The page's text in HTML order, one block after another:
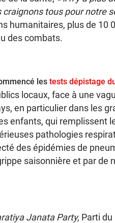
tous pour notre
humanitaires, plus de 10
des combats.
les tests dépistage
locaux, face à une
en particulier dans les
enfants, qui remplissent
pathologies
des épidémies de
saisonnière et par de
Janata Party, Parti